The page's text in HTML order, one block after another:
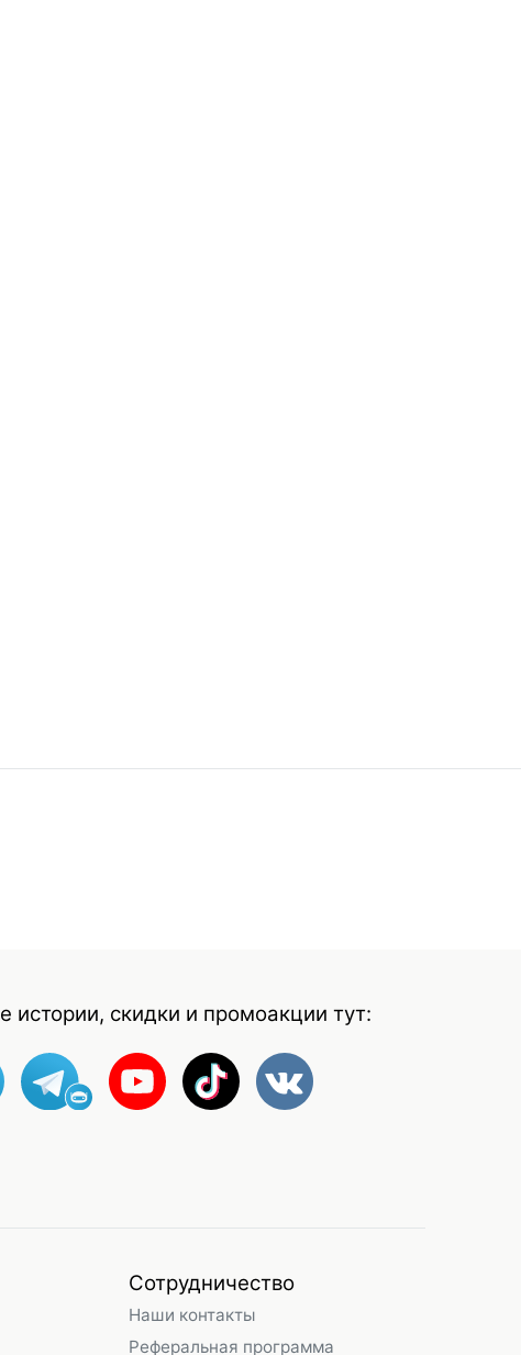
истории, скидки и промоакции тут:
Сотрудничество
Наши контакты
Реферальная программа